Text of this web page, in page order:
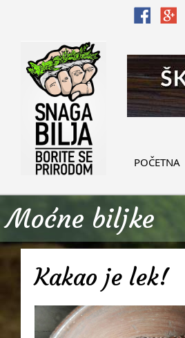
POČETNA
Moćne biljke
Kakao je lek!